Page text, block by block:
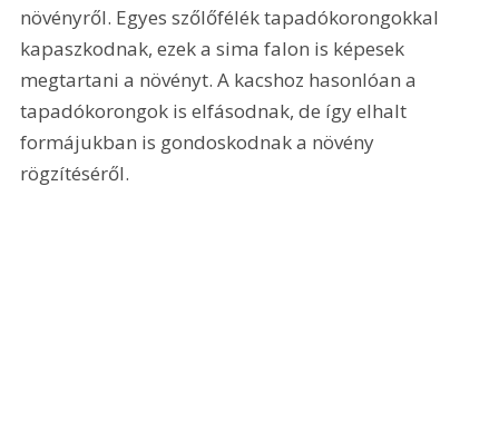
növényről. Egyes szőlőfélék tapadókorongokkal
kapaszkodnak, ezek a sima falon is képesek
megtartani a növényt. A kacshoz hasonlóan a
tapadókorongok is elfásodnak, de így elhalt
formájukban is gondoskodnak a növény
rögzítéséről.